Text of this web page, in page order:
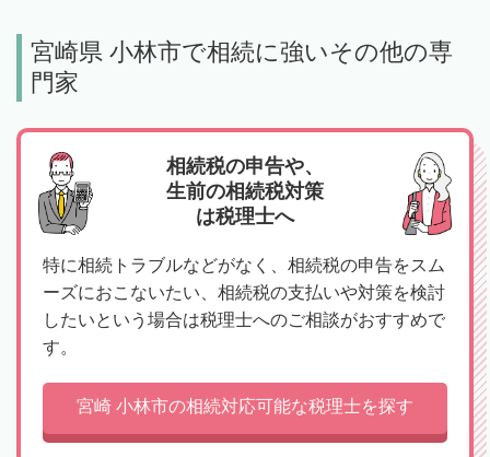
宮崎県 小林市で相続に強いその他の専
門家
相続税の申告や、
生前の相続税対策
は税理士へ
特に相続トラブルなどがなく、相続税の申告をスム
ーズにおこないたい、相続税の支払いや対策を検討
したいという場合は税理士へのご相談がおすすめで
す。
宮崎 小林市の相続対応可能な税理士を探す